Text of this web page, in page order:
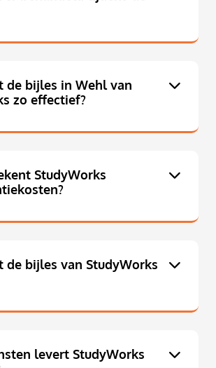
de bijles in Wehl van
zo effectief?
StudyWorks
de bijles van StudyWorks
levert StudyWorks